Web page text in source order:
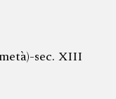
sec. XIII